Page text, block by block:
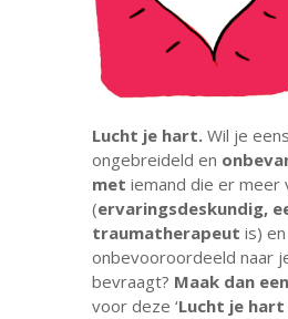
Lucht je hart. Wil je
ongebreideld en
met iemand die er meer
(ervaringsdeskundig,
traumatherapeut is)
onbevooroordeeld naar
bevraagt? Maak dan
voor deze ‘Lucht je hart